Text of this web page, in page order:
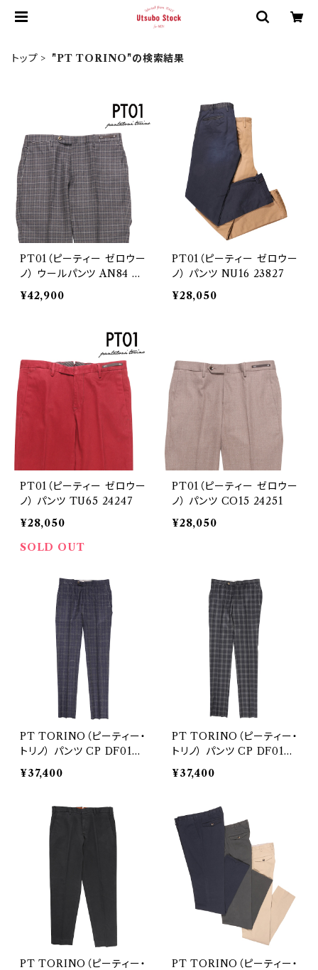
トップ "PT TORINO"の検索結果
PT01（ピーティー ゼロウー
ノ） ウールパンツ AN84 22
444
¥42,900
PT01（ピーティー ゼロウー
ノ） パンツ NU16 23827
¥28,050
PT01（ピーティー ゼロウー
ノ） パンツ TU65 24247
¥28,050
SOLD OUT
PT01（ピーティー ゼロウー
ノ） パンツ CO15 24251
¥28,050
PT TORINO（ピーティー・
トリノ） パンツ CP DF01Z
00MOB 26566
¥37,400
PT TORINO（ピーティー・
トリノ） パンツ CP DF01Z
00MOB 26573
¥37,400
PT TORINO（ピーティー・
PT TORINO（ピーティー・